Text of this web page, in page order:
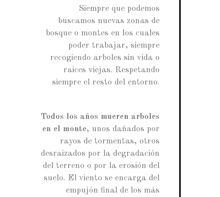
Siempre que podemos
buscamos nuevas zonas de
bosque o montes en los cuales
poder trabajar, siempre
recogiendo arboles sin vida o
raices viejas. Respetando
siempre el resto del entorno.
Todos los años mueren arboles
en el monte, unos dañados por
rayos de tormentas, otros
desraizados por la degradación
del terreno o por la erosión del
suelo. El viento se encarga del
empujón final de los más